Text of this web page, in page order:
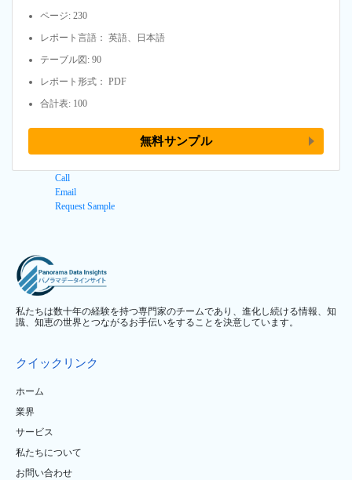
ページ: 230
レポート言語： 英語、日本語
テーブル図: 90
レポート形式： PDF
合計表: 100
無料サンプル
Call
Email
Request Sample
私たちは数十年の経験を持つ専門家のチームであり、進化し続ける情報、知
識、知恵の世界とつながるお手伝いをすることを決意しています。
クイックリンク
ホーム
業界
サービス
私たちについて
お問い合わせ